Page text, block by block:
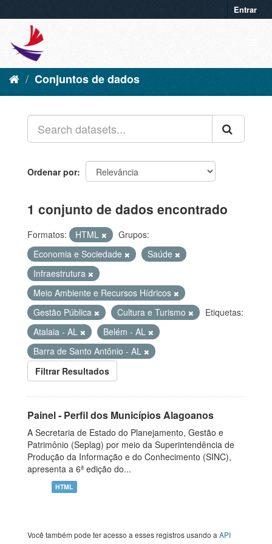
Entrar
Conjuntos de dados
Ordenar por
1 conjunto de dados encontrado
Formatos: HTML
Grupos:
Economia e Sociedade
Saúde
Infraestrutura
Meio Ambiente e Recursos Hídricos
Gestão Pública
Cultura e Turismo
Etiquetas:
Atalaia - AL
Belém - AL
Barra de Santo Antônio - AL
Filtrar Resultados
Painel - Perfil dos Municípios Alagoanos
A Secretaria de Estado do Planejamento, Gestão e
Patrimônio (Seplag) por meio da Superintendência de
Produção da Informação e do Conhecimento (SINC),
apresenta a 6ª edição do...
HTML
Você também pode ter acesso a esses registros usando a API